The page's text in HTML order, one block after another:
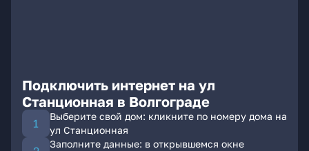
Подключить интернет на ул
Станционная в Волгограде
Выберите свой дом: кликните по номеру дома на
ул Станционная
Заполните данные: в открывшемся окне